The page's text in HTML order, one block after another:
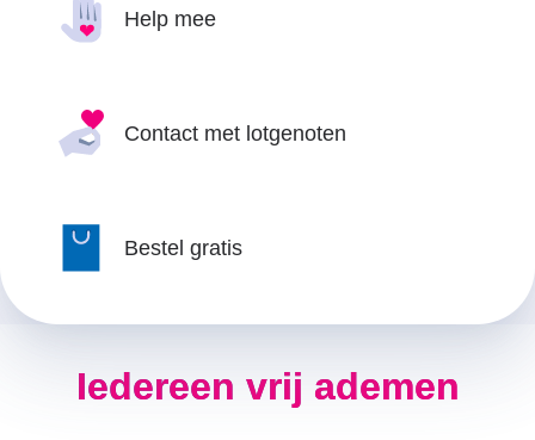
Help mee
Contact met lotgenoten
Bestel gratis
Iedereen vrij ademen